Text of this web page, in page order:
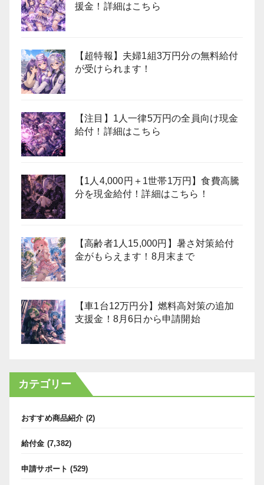
援金！詳細はこちら
【超特報】夫婦1組3万円分の無料給付
が受けられます！
【注目】1人一律5万円の全員向け現金
給付！詳細はこちら
【1人4,000円＋1世帯1万円】食費高騰
分を現金給付！詳細はこちら！
【高齢者1人15,000円】暑さ対策給付
金がもらえます！8月末まで
【車1台12万円分】燃料高対策の追加
支援金！8月6日から申請開始
カテゴリー
おすすめ商品紹介 (2)
給付金 (7,382)
申請サポート (529)